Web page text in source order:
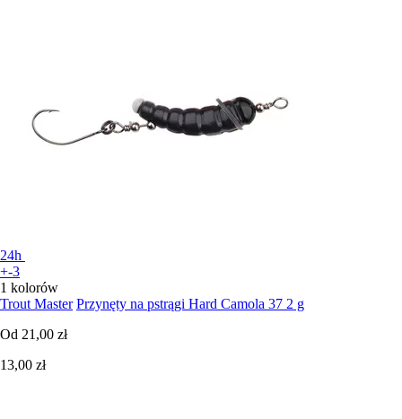
24h
+-3
1 kolorów
Trout Master Przynęty na pstrągi Hard Camola 37 2 g
Od 21,00 zł
13,00 zł